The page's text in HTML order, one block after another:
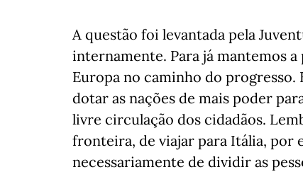
A questão foi levantada pela
internamente. Para já mantemos
Europa no caminho do
dotar as nações de mais poder
livre circulação dos cidadãos.
fronteira, de viajar para Itália, por
necessariamente de dividir as